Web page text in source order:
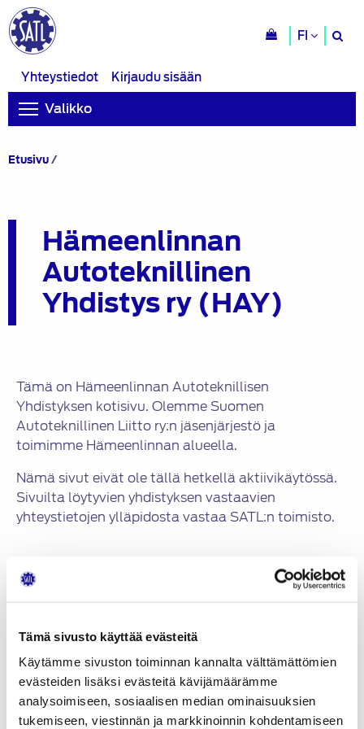
Tämä sivusto käyttää evästeitä
Käytämme sivuston toiminnan kannalta välttämättömien
evästeiden lisäksi evästeitä kävijämäärämme
analysoimiseen, sosiaalisen median ominaisuuksien
tukemiseen, viestinnän ja markkinoinnin kohdentamiseen
FI
Yhteystiedot
Kirjaudu sisään
Valikko
Etusivu/Hämeenlinnan
Hämeenlinnan
Autoteknillinen
Yhdistys ry (HAY)
Tämä on Hämeenlinnan Autoteknillisen
Yhdistyksen kotisivu. Olemme Suomen
Autoteknillinen Liitto ry:n jäsenjärjestö ja
toimimme Hämeenlinnan alueella.
Nämä sivut eivät ole tällä hetkellä aktiivikäytössä.
Sivuilta löytyvien yhdistyksen vastaavien
yhteystietojen ylläpidosta vastaa SATL:n toimisto.
Yhteystiedot
TuoteturvallisuusinsinööriRisto Liukkonen
gsm 040-869 6576
s-posti ripa.liukkonen@gmail.com